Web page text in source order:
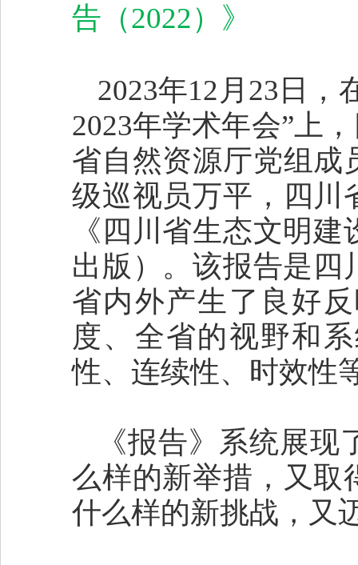
告（2022）》
2023年12月23日，
2023年学术年会”上
省自然资源厅党组成
级巡视员万平，四川
《四川省生态文明
出版）。该报告是四
省内外产生了良好
度、全省的视野和
性、连续性、时效性
《报告》系统展
么样的新举措，又取
什么样的新挑战，又